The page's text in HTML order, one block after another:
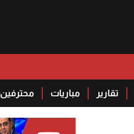
تقارير مباريات محترفين